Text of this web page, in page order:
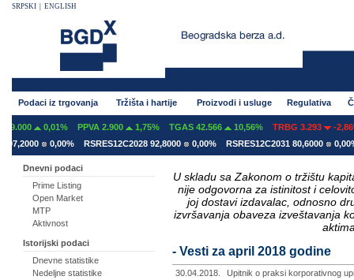
SRPSKI ENGLISH
Podaci iz trgovanja Tržišta i hartije Proizvodi i usluge Regulativa
0,01% PPVA 2.900 1,75% TGAS 42.566 10,56% TRBG 3.293
-2,86%
0,00% RSRES12C2028 92,8000 0,00% RSRES12C2031 80,6000 0,00%
Dnevni podaci
Prime Listing
Open Market
MTP
Aktivnost
Istorijski podaci
Dnevne statistike
Nedeljne statistike
U skladu sa Zakonom o tržištu
nije odgovorna za istinitost i
joj dostavi izdavalac, odnosno
izvršavanja obaveza izveštavanja
- Vesti za april 2018 godine
30.04.2018.
Upitnik o praksi korporativnog